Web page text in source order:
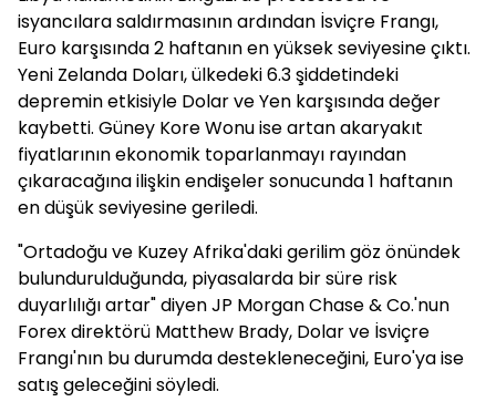
isyancılara saldırmasının ardından İsviçre Frangı,
Euro karşısında 2 haftanın en yüksek seviyesine çıktı.
Yeni Zelanda Doları, ülkedeki 6.3 şiddetindeki
depremin etkisiyle Dolar ve Yen karşısında değer
kaybetti. Güney Kore Wonu ise artan akaryakıt
fiyatlarının ekonomik toparlanmayı rayından
çıkaracağına ilişkin endişeler sonucunda 1 haftanın
en düşük seviyesine geriledi.
"Ortadoğu ve Kuzey Afrika'daki gerilim göz önündek
bulundurulduğunda, piyasalarda bir süre risk
duyarlılığı artar" diyen JP Morgan Chase & Co.'nun
Forex direktörü Matthew Brady, Dolar ve İsviçre
Frangı'nın bu durumda destekleneceğini, Euro'ya ise
satış geleceğini söyledi.